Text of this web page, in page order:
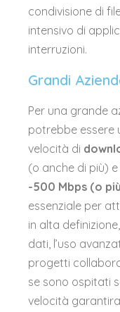
condivisione di
intensivo di
interruzioni.
Grandi
Per una grande
potrebbe essere
velocità di
(o anche di più)
-500 Mbps (o
essenziale per
in alta
dati, l’uso
progetti
se sono ospitati
velocità